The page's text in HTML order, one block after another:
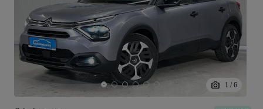
1 / 6